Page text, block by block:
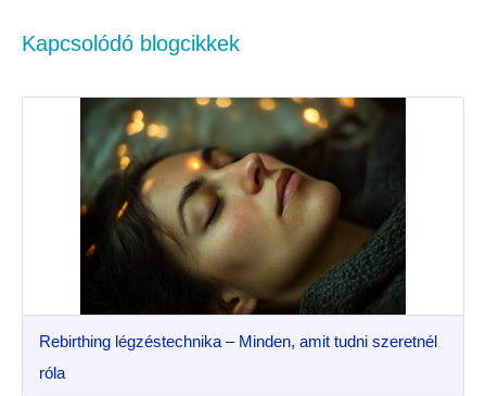
Kapcsolódó blogcikkek
Rebirthing légzéstechnika – Minden, amit tudni szeretnél
róla